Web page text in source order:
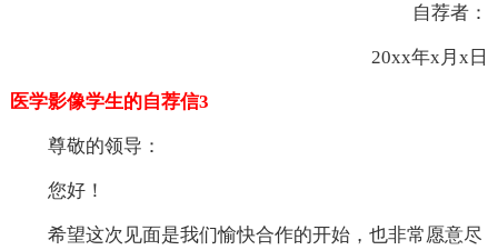
自荐者：
20xx年x月x日
医学影像学生的自荐信3
尊敬的领导：
您好！
希望这次见面是我们愉快合作的开始，也非常愿意尽